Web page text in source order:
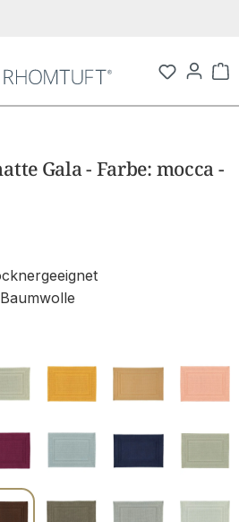
Gala - Farbe: mocca -